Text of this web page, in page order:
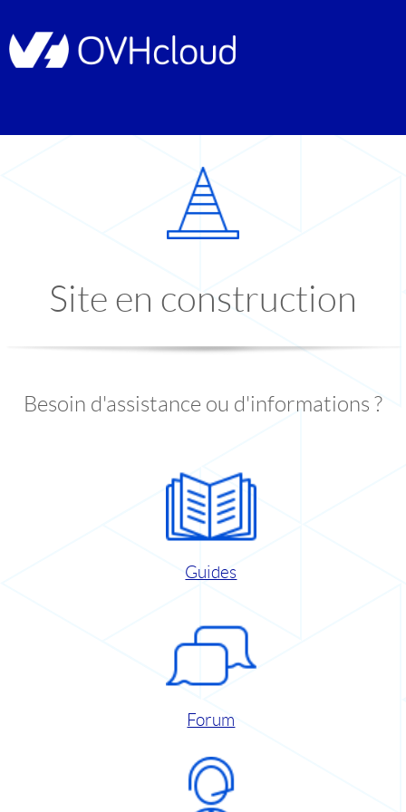
Site en construction
Besoin d'assistance ou d'informations ?
Guides
Forum